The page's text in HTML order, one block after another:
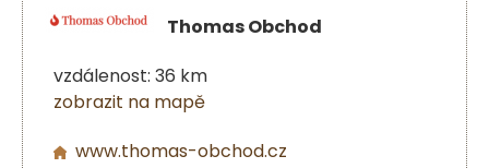
Thomas Obchod
vzdálenost: 36 km
zobrazit na mapě
www.thomas-obchod.cz